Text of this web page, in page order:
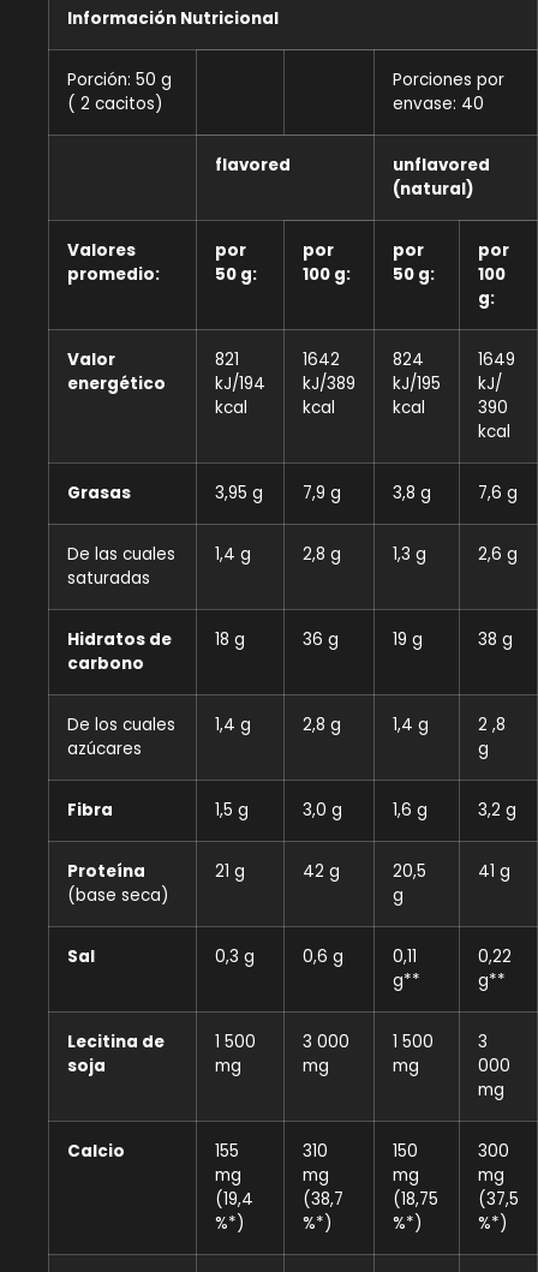
Información Nutricional
Porción: 50 g
( 2 cacitos)
Porciones por
envase: 40
flavored
unflavored
(natural)
Valores
promedio:
por
50 g:
por
100 g:
por
50 g:
por
100
g:
Valor
energético
821
kJ/194
kcal
1642
kJ/389
kcal
824
kJ/195
kcal
1649
kJ/
390
kcal
Grasas 3,95 g 7,9 g 3,8 g 7,6 g
De las cuales
saturadas
1,4 g 2,8 g 1,3 g 2,6 g
Hidratos de
carbono
18 g 36 g 19 g 38 g
De los cuales
azúcares
1,4 g 2,8 g 1,4 g
2 ,8
g
Fibra 1,5 g 3,0 g 1,6 g 3,2 g
Proteína
(base seca)
21 g 42 g
20,5
g
41 g
Sal 0,3 g 0,6 g
0,11
g**
0,22
g**
Lecitina de
soja
1 500
mg
3 000
mg
1 500
mg
3
000
mg
Calcio
155
mg
(19,4
%*)
310
mg
(38,7
%*)
150
mg
(18,75
%*)
300
mg
(37,5
%*)